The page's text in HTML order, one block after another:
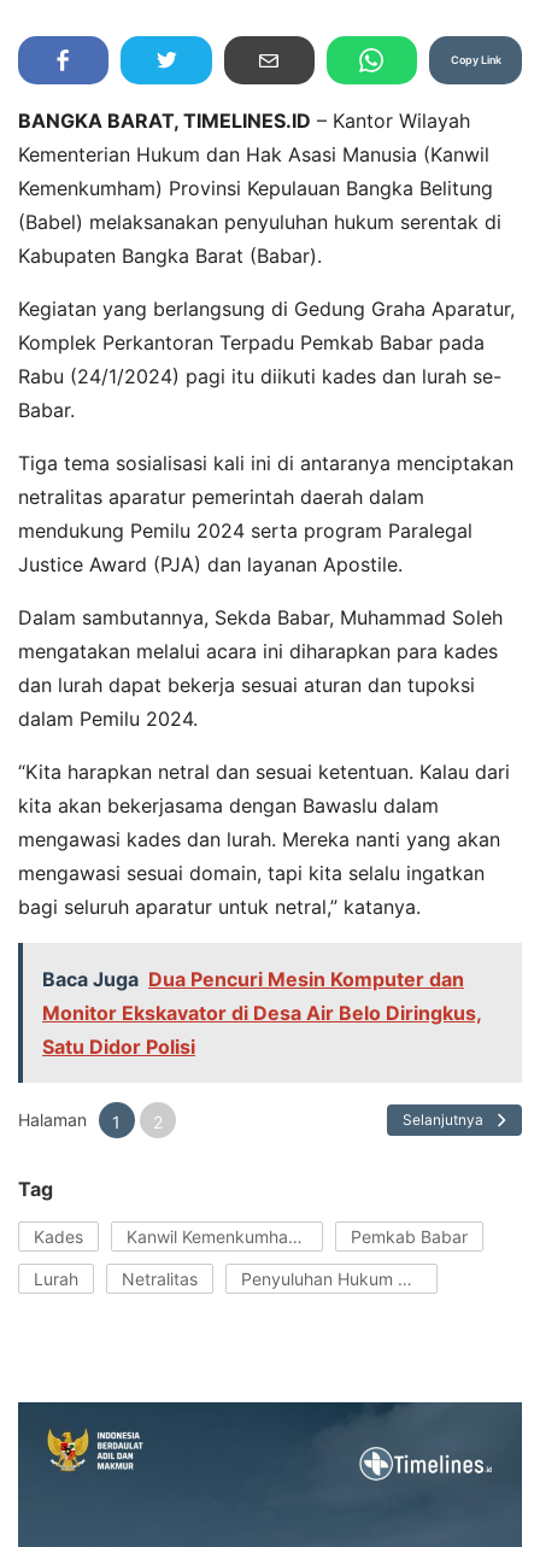
Copy Link
BANGKA BARAT, TIMELINES.ID – Kantor Wilayah
Kementerian Hukum dan Hak Asasi Manusia (Kanwil
Kemenkumham) Provinsi Kepulauan Bangka Belitung
(Babel) melaksanakan penyuluhan hukum serentak di
Kabupaten Bangka Barat (Babar).
Kegiatan yang berlangsung di Gedung Graha Aparatur,
Komplek Perkantoran Terpadu Pemkab Babar pada
Rabu (24/1/2024) pagi itu diikuti kades dan lurah se-
Babar.
Tiga tema sosialisasi kali ini di antaranya menciptakan
netralitas aparatur pemerintah daerah dalam
mendukung Pemilu 2024 serta program Paralegal
Justice Award (PJA) dan layanan Apostile.
Dalam sambutannya, Sekda Babar, Muhammad Soleh
mengatakan melalui acara ini diharapkan para kades
dan lurah dapat bekerja sesuai aturan dan tupoksi
dalam Pemilu 2024.
“Kita harapkan netral dan sesuai ketentuan. Kalau dari
kita akan bekerjasama dengan Bawaslu dalam
mengawasi kades dan lurah. Mereka nanti yang akan
mengawasi sesuai domain, tapi kita selalu ingatkan
bagi seluruh aparatur untuk netral,” katanya.
Baca Juga Dua Pencuri Mesin Komputer dan
Monitor Ekskavator di Desa Air Belo Diringkus,
Satu Didor Polisi
Halaman 1 2 Selanjutnya
Tag
Kades Kanwil Kemenkumham Babel Pemkab Babar
Lurah Netralitas Penyuluhan Hukum Serentak